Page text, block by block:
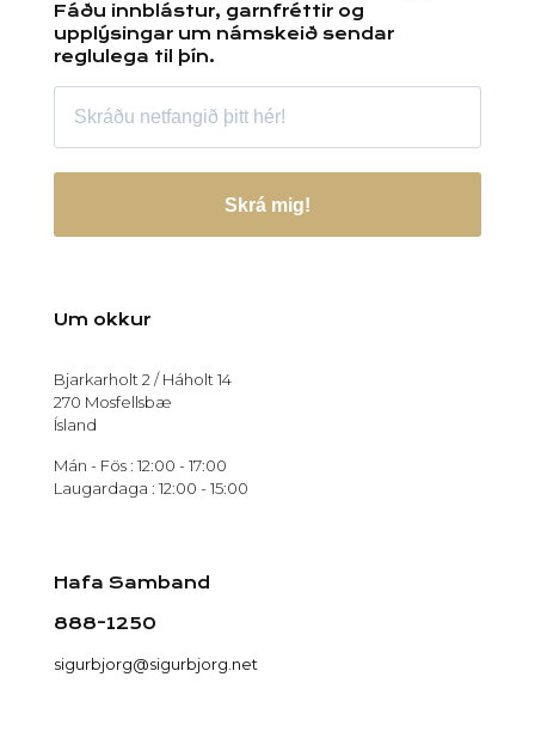
Fáðu innblástur, garnfréttir og
upplýsingar um námskeið sendar
reglulega til þín.
Skrá mig!
Um okkur
Bjarkarholt 2 / Háholt 14
270 Mosfellsbæ
Ísland
Mán - Fös : 12:00 - 17:00
Laugardaga : 12:00 - 15:00
Hafa Samband
888-1250
sigurbjorg@sigurbjorg.net